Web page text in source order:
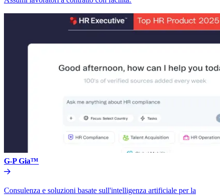
G-P Gia™​​
Consulenza e soluzioni basate sull'intelligenza artificiale per la